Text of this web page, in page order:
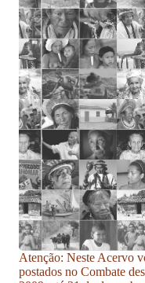
Atenção: Neste Acervo
postados no Combate